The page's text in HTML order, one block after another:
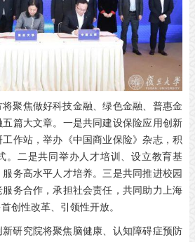
聚焦做好科技金融、绿色金融、普惠金
篇大文章。一是共同建设保险应用创新
作站，举办《中国商业保险》杂志，积
。二是共同举办人才培训、设立教育基
务高水平人才培养。三是共同推进校园
务合作，承担社会责任，共同助力上海
创性改革、引领性开放。
研究院将聚焦脑健康、认知障碍症预防